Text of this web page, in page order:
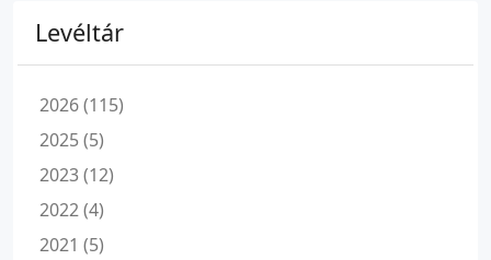
Levéltár
2026 (115)
2025 (5)
2023 (12)
2022 (4)
2021 (5)